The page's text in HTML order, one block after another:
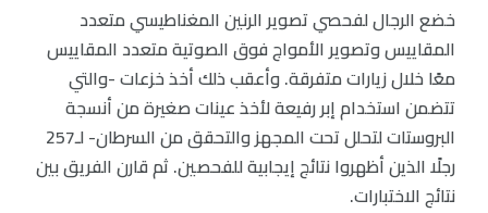
خضع الرجال لفحصي تصوير الرنين المغناطيسي متعدد
المقاييس وتصوير الأمواج فوق الصوتية متعدد المقاييس
معًا خلال زيارات متفرقة. وأعقب ذلك أخذ خزعات -والتي
تتضمن استخدام إبر رفيعة لأخذ عينات صغيرة من أنسجة
البروستات لتحلل تحت المجهز والتحقق من السرطان- لـ257
رجلًا الذين أظهروا نتائج إيجابية للفحصين. ثم قارن الفريق بين
نتائج الاختبارات.